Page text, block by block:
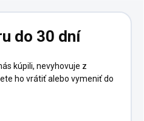
do 30 dní
kúpili, nevyhovuje z
ho vrátiť alebo vymeniť do